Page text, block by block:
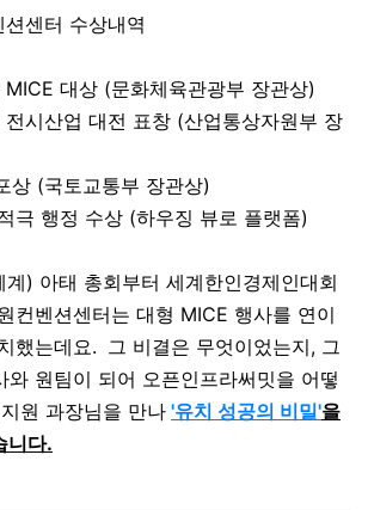
센터 수상내역
대상 (문화체육관광부 장관상)
시산업 대전 표창 (산업통상자원부 장
상 (국토교통부 장관상)
극 행정 수상 (하우징 뷰로 플랫폼)
계) 아태 총회부터 세계한인경제인대회
컨벤션센터는 대형 MICE 행사를 연이
했는데요. 그 비결은 무엇이었는지, 그
와 원팀이 되어 오픈인프라써밋을 어떻
원 과장님을 만나 '유치 성공의 비밀'을
니다.